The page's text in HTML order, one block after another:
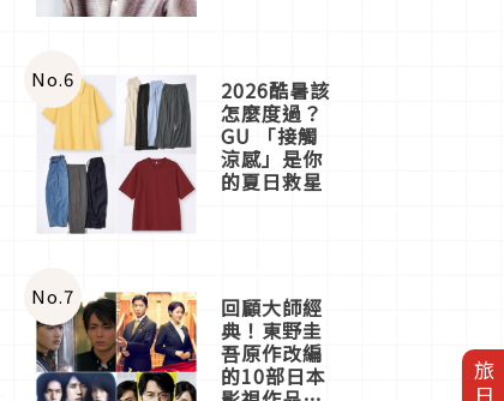
No.6 2026酷暑該
怎麼度過？
GU 「接觸
涼感」是你
的夏日救星
No.7 回顧大師經
典！東野圭
吾原作改編
的10部日本